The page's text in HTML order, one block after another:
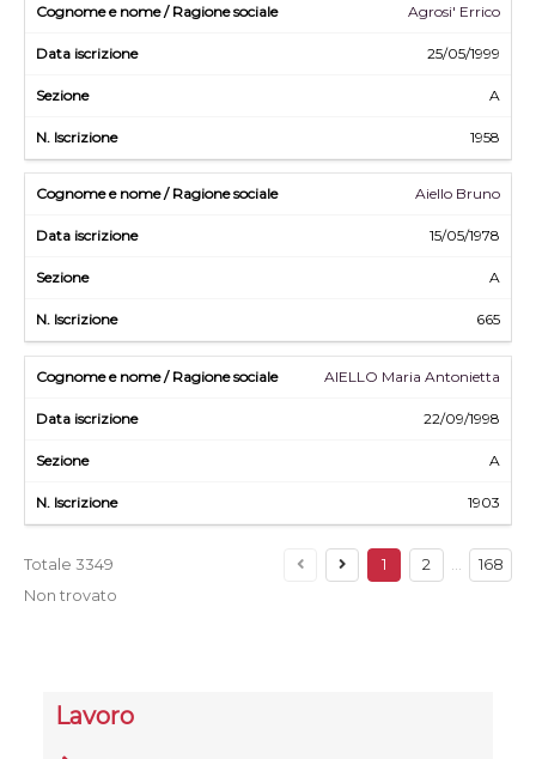
Agrosi' Errico
25/05/1999
A
1958
Aiello Bruno
15/05/1978
A
665
AIELLO Maria Antonietta
22/09/1998
A
1903
Totale 3349 1 2 …
168
Non trovato
Lavoro